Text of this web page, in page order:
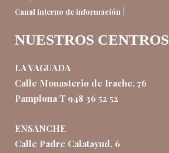
Canal interno de información |
NUESTROS CENTROS
LA VAGUADA
Calle Monasterio de Irache, 76
Pamplona T 948 36 52 52
ENSANCHE
Calle Padre Calatayud, 6